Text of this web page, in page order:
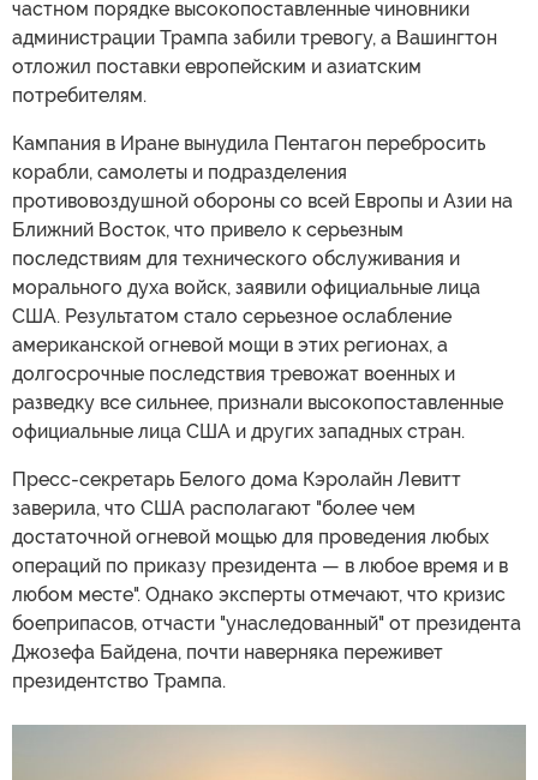
частном порядке высокопоставленные чиновники
администрации Трампа забили тревогу, а Вашингтон
отложил поставки европейским и азиатским
потребителям.
Кампания в Иране вынудила Пентагон перебросить
корабли, самолеты и подразделения
противовоздушной обороны со всей Европы и Азии на
Ближний Восток, что привело к серьезным
последствиям для технического обслуживания и
морального духа войск, заявили официальные лица
США. Результатом стало серьезное ослабление
американской огневой мощи в этих регионах, а
долгосрочные последствия тревожат военных и
разведку все сильнее, признали высокопоставленные
официальные лица США и других западных стран.
Пресс-секретарь Белого дома Кэролайн Левитт
заверила, что США располагают "более чем
достаточной огневой мощью для проведения любых
операций по приказу президента — в любое время и в
любом месте". Однако эксперты отмечают, что кризис
боеприпасов, отчасти "унаследованный" от президента
Джозефа Байдена, почти наверняка переживет
президентство Трампа.